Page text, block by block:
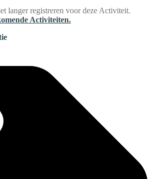
langer registreren voor deze Activiteit.
Activiteiten.